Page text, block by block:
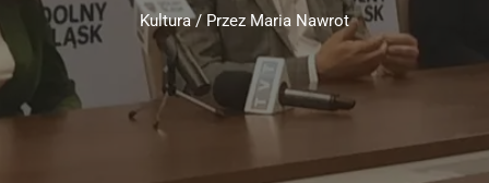
Kultura/ Przez Maria Nawrot